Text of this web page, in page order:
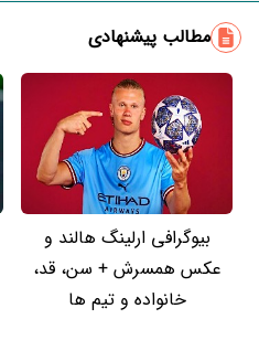
مطالب پیشنهادی
بیوگرافی ارلینگ هالند و
عکس همسرش + سن، قد،
خانواده و تیم ها